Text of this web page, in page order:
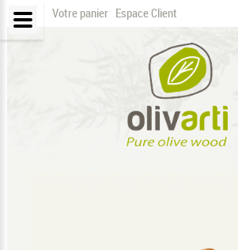
Votre panier Espace Client